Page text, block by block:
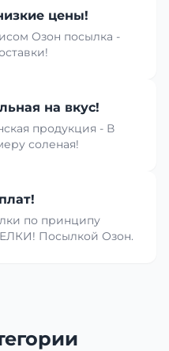
цены!
Озон посылка -
на вкус!
продукция - В
соленая!
по принципу
Посылкой Озон.